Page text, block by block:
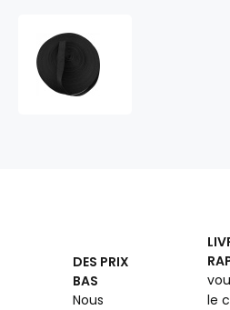
DES PRIX
BAS
Nous
le